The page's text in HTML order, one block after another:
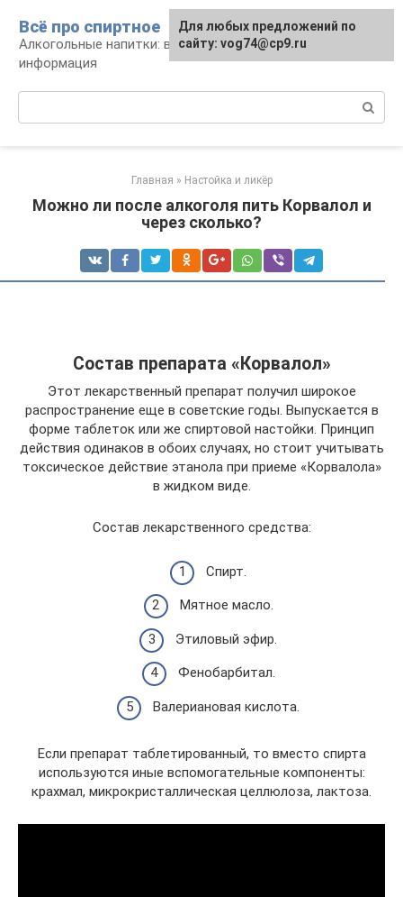
контенту
Всё про спиртное
Алкогольные напитки: виды, рецепты,
информация
Главная » Настойка и ликёр
Можно ли после алкоголя пить Корвалол и
через сколько?
Состав препарата «Корвалол»
Этот лекарственный препарат получил широкое
распространение еще в советские годы. Выпускается в
форме таблеток или же спиртовой настойки. Принцип
действия одинаков в обоих случаях, но стоит учитывать
токсическое действие этанола при приеме «Корвалола»
в жидком виде.
Состав лекарственного средства:
Спирт.
Мятное масло.
Этиловый эфир.
Фенобарбитал.
Валериановая кислота.
Если препарат таблетированный, то вместо спирта
используются иные вспомогательные компоненты:
крахмал, микрокристаллическая целлюлоза, лактоза.
Для любых предложений по
сайту: vog74@cp9.ru